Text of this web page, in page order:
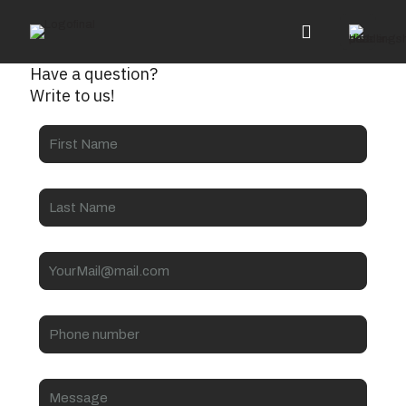
Have a question?
Write to us!